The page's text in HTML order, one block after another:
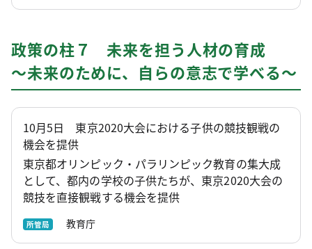
政策の柱７ 未来を担う人材の育成
～未来のために、自らの意志で学べる～
10月5日 東京2020大会における子供の競技観戦の
機会を提供
東京都オリンピック・パラリンピック教育の集大成
として、都内の学校の子供たちが、東京2020大会の
競技を直接観戦する機会を提供
所管局 教育庁